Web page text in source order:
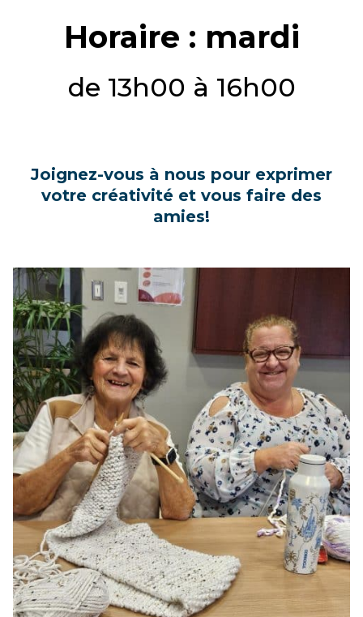
Horaire : mardi
de 13h00 à 16h00
Joignez-vous à nous pour exprimer
votre créativité et vous faire des
amies!